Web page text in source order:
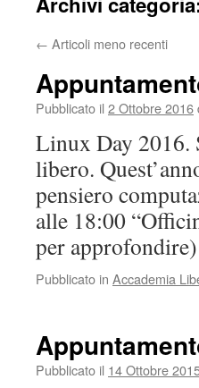
← Articoli meno recenti
Pubblicato il 2 Ottobre 2016
Linux Day 2016.
libero.
pensiero
alle 18:00
per approfondire)
Pubblicato in Accademia
Pubblicato il 14 Ottobre